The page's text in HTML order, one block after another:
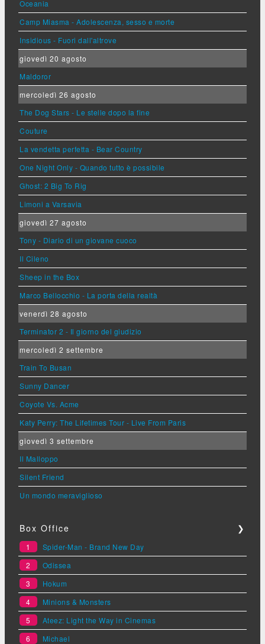
Oceania
Camp Miasma - Adolescenza, sesso e morte
Insidious - Fuori dall'altrove
giovedì 20 agosto
Maldoror
mercoledì 26 agosto
The Dog Stars - Le stelle dopo la fine
Couture
La vendetta perfetta - Bear Country
One Night Only - Quando tutto è possibile
Ghost: 2 Big To Rig
Limoni a Varsavia
giovedì 27 agosto
Tony - Diario di un giovane cuoco
Il Cileno
Sheep in the Box
Marco Bellocchio - La porta della realtà
venerdì 28 agosto
Terminator 2 - Il giorno del giudizio
mercoledì 2 settembre
Train To Busan
Sunny Dancer
Coyote Vs. Acme
Katy Perry: The Lifetimes Tour - Live From Paris
giovedì 3 settembre
Il Malloppo
Silent Friend
Un mondo meraviglioso
Box Office ❯
1
Spider-Man - Brand New Day
2
Odissea
3
Hokum
4
Minions & Monsters
5
Ateez: Light the Way in Cinemas
6
Michael